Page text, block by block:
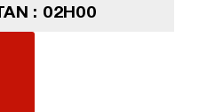
: 02H00